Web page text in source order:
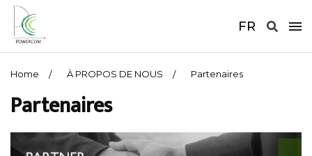
FR
Home À PROPOS DE NOUS Partenaires
Partenaires